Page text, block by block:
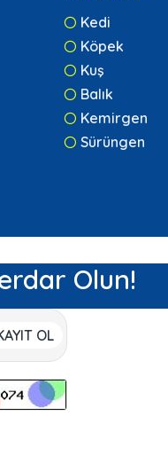
Kedi
Köpek
Kuş
Balık
Kemirgen
Sürüngen
Olun!
OL